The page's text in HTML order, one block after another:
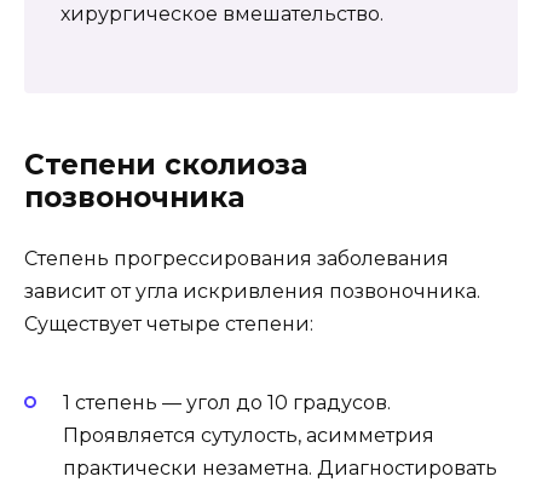
хирургическое вмешательство.
Степени сколиоза
позвоночника
Степень прогрессирования заболевания
зависит от угла искривления позвоночника.
Существует четыре степени:
1 степень — угол до 10 градусов.
Проявляется сутулость, асимметрия
практически незаметна. Диагностировать